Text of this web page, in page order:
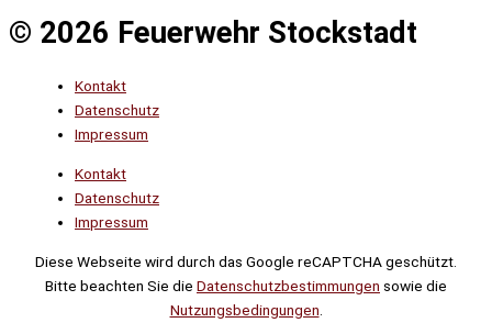
© 2026 Feuerwehr Stockstadt
Kontakt
Datenschutz
Impressum
Kontakt
Datenschutz
Impressum
Diese Webseite wird durch das Google reCAPTCHA geschützt.
Bitte beachten Sie die Datenschutzbestimmungen sowie die
Nutzungsbedingungen